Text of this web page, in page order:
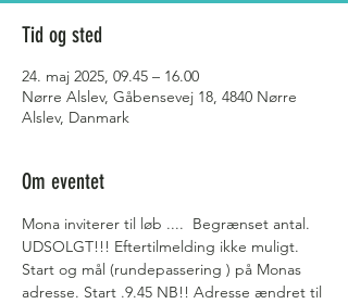
Tid og sted
24. maj 2025, 09.45 – 16.00
Nørre Alslev, Gåbensevej 18, 4840 Nørre
Alslev, Danmark
Om eventet
Mona inviterer til løb ....  Begrænset antal.
UDSOLGT!!! Eftertilmelding ikke muligt.
Start og mål (rundepassering ) på Monas
adresse. Start .9.45 NB!! Adresse ændret til